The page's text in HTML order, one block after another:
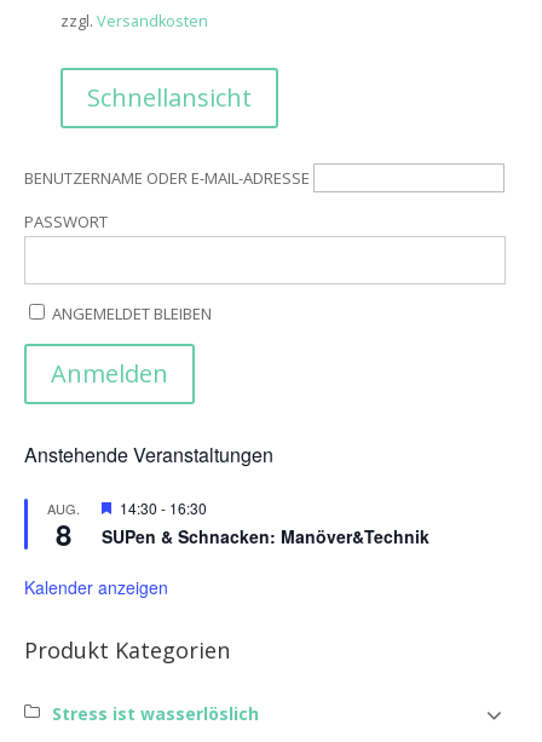
36,90€17,00€.
zzgl. Versandkosten
Schnellansicht
BENUTZERNAME ODER E-MAIL-ADRESSE
PASSWORT
ANGEMELDET BLEIBEN
Anstehende Veranstaltungen
AUG.
8
Hervorgehoben
14:30 - 16:30
SUPen & Schnacken: Manöver&Technik
Kalender anzeigen
Produkt Kategorien
Stress ist wasserlöslich